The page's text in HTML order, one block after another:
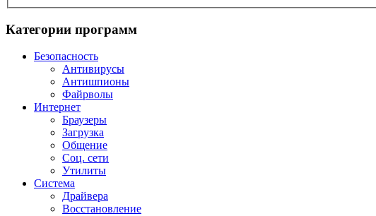
Категории программ
Безопасность
Антивирусы
Антишпионы
Файрволы
Интернет
Браузеры
Загрузка
Общение
Соц. сети
Утилиты
Система
Драйвера
Восстановление